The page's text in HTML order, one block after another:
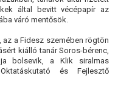
által bevitt vécépapír az
váró mentősök.
a Fidesz szemében rögtön
kiálló tanár Soros-bérenc,
bolsevik, a Klik siralmas
és Fejlesztő